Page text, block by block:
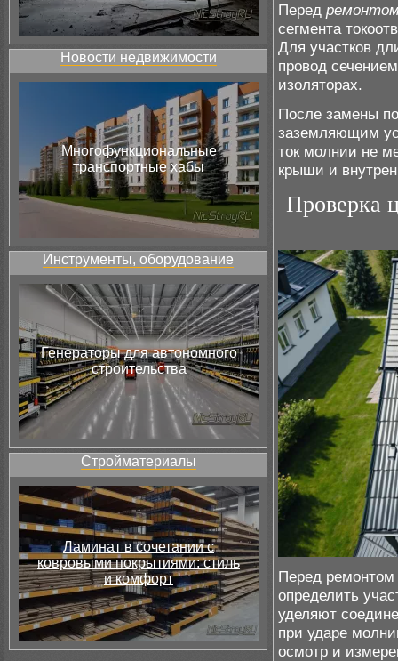
Новости недвижимости
Многофункциональные
транспортные хабы
Инструменты, оборудование
Генераторы для автономного
строительства
Стройматериалы
Ламинат в сочетании с
ковровыми покрытиями: стиль
и комфорт
Перед
сегмента
Для участков
провод
изоляторах.
После замены
заземляющим
ток молнии не
крыши и
Проверка
Перед ремонтом
определить
уделяют
при ударе
осмотр и